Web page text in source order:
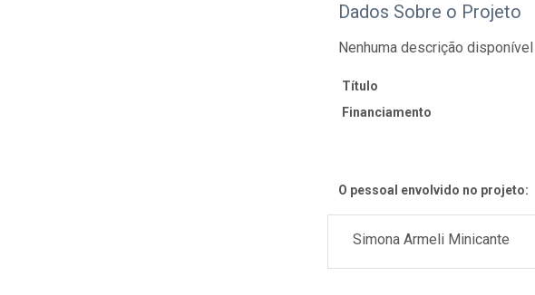
Dados Sobre o Projeto
Nenhuma descrição disponível
Título
Financiamento
O pessoal envolvido no projeto:
Simona Armeli Minicante